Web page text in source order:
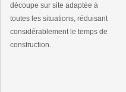
découpe sur site adaptée à
toutes les situations, réduisant
considérablement le temps de
construction.